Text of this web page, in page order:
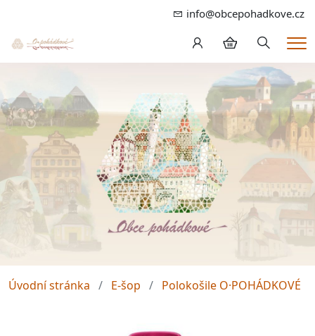
info@obcepohadkove.cz
Hledání
Úvodní stránka E-šop Polokošile O·POHÁDKOVÉ